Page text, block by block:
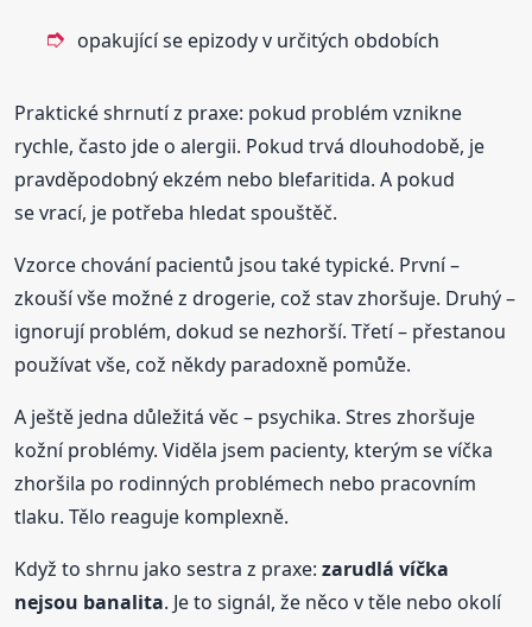
opakující se epizody v určitých obdobích
Praktické shrnutí z praxe: pokud problém vznikne
rychle, často jde o alergii. Pokud trvá dlouhodobě, je
pravděpodobný ekzém nebo blefaritida. A pokud
se vrací, je potřeba hledat spouštěč.
Vzorce chování pacientů jsou také typické. První –
zkouší vše možné z drogerie, což stav zhoršuje. Druhý –
ignorují problém, dokud se nezhorší. Třetí – přestanou
používat vše, což někdy paradoxně pomůže.
A ještě jedna důležitá věc – psychika. Stres zhoršuje
kožní problémy. Viděla jsem pacienty, kterým se víčka
zhoršila po rodinných problémech nebo pracovním
tlaku. Tělo reaguje komplexně.
Když to shrnu jako sestra z praxe:zarudlá víčka
nejsou banalita. Je to signál, že něco v těle nebo okolí